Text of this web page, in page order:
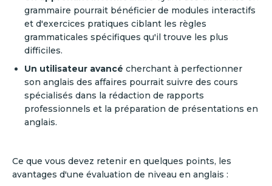
grammaire pourrait bénéficier de modules interactifs
et d'exercices pratiques ciblant les règles
grammaticales spécifiques qu'il trouve les plus
difficiles.
Un utilisateur avancé cherchant à perfectionner
son anglais des affaires pourrait suivre des cours
spécialisés dans la rédaction de rapports
professionnels et la préparation de présentations en
anglais.
Ce que vous devez retenir en quelques points, les
avantages d'une évaluation de niveau en anglais :